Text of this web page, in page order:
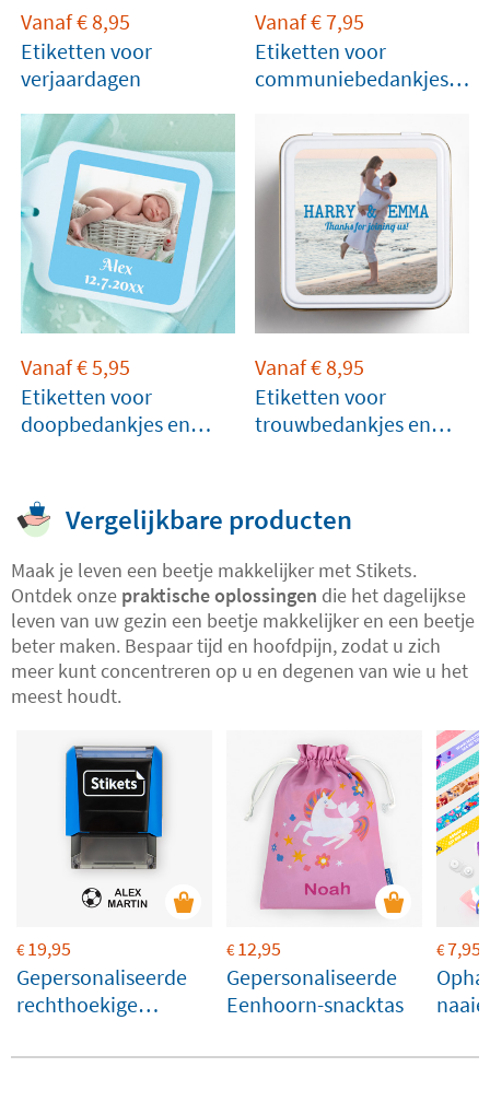
Vanaf€8,95
Etiketten voor
verjaardagen
Vanaf€7,95
Etiketten voor
communiebedankjes
Vanaf€5,95
Etiketten voor
doopbedankjes en
Vanaf€8,95
Etiketten voor
trouwbedankjes en
Vergelijkbare producten
Maak je leven een beetje makkelijker met Stikets.
Ontdek onze praktische oplossingen die het dagelijkse
leven van uw gezin een beetje makkelijker en een beetje
beter maken. Bespaar tijd en hoofdpijn, zodat u zich
meer kunt concentreren op u en degenen van wie u het
meest houdt.
€19,95
Gepersonaliseerde
rechthoekige
kleding en
€12,95
Gepersonaliseerde
Eenhoorn-snacktas
€7,95